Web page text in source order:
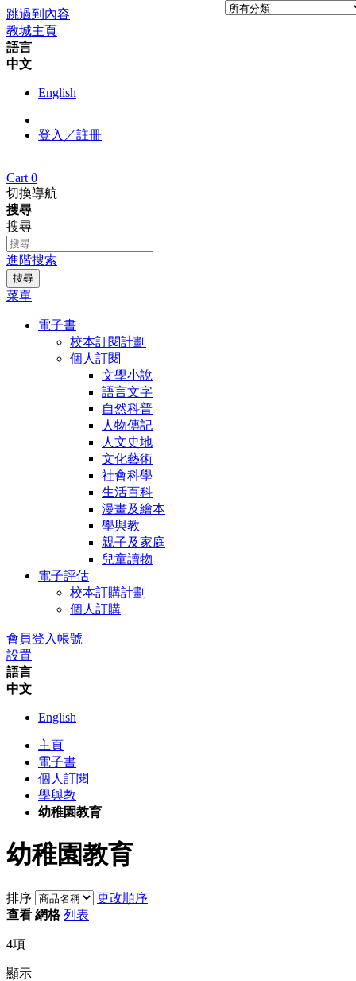
跳過到內容
教城主頁
語言
中文
English
登入／註冊
Cart 0
切換導航
搜尋
搜尋
進階搜索
搜尋
菜單
電子書
校本訂閱計劃
個人訂閱
文學小說
語言文字
自然科普
人物傳記
人文史地
文化藝術
社會科學
生活百科
漫畫及繪本
學與教
親子及家庭
兒童讀物
電子評估
校本訂購計劃
個人訂購
會員登入帳號
設置
語言
中文
English
主頁
電子書
個人訂閱
學與教
幼稚園教育
幼稚園教育
排序
更改順序
查看 網格 列表
4項
顯示